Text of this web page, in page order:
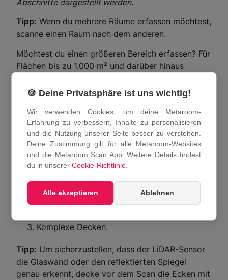
Tipp: Wenn du mehrere Räume erfassen möchtest,
scanne einen Raum nach dem anderen.
Möchtest du einen größeren Bereich erfassen? Für
Flächen bis zu 1.000 m² und darüber hinaus
einem einzigen Projekt zusammenführen. Diese
Enterprise Building Capture
-Funktion verfügbar.
Weitere Details findest du inunserem Webinar.
Bitte beachte, dass die Scanergebnisse durch
bestimmte Hindernisse negativ beeinflusst werden
können:
Flächen größer als 150–200 m² pro
Abschnitt (z. B. offene Lagerhallen).
Komplexe Decken.
Tipp: Um sicherzustellen, dass der LiDAR-Sensor
die Glaswand oder den reflektierten Spiegel
genau erkennt, decke vor dem Scan die Ecken mit
🍪 Deine Privatsphäre ist uns wichtig!
Wir verwenden Cookies, um deine Metaroom-
Erfahrung zu verbessern, Inhalte zu personalisieren
und die Nutzung unserer Seite besser zu verstehen.
Deine Zustimmung gilt für alle Metaroom-Websites
und die Metaroom Scan App. Weitere Details findest
du in unsererCookie-Richtlinie
Alle akzeptieren Ablehnen